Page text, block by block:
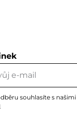
souhlasíte s našimi